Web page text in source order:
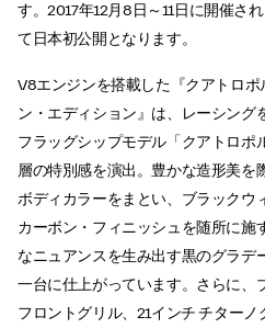
す。2017年12月8日～11日に開催さ
て日本初公開となります。
V8エンジンを搭載した『クアトロポ
ン・エディション』は、レーシング
フラッグシップモデル「クアトロポ
層の特別感を演出。豊かな造形美を
ボディカラーをまとい、ブラックウ
カーボン・フィニッシュを随所に施
なニュアンスを生み出す黒のグラデ
一台に仕上がっています。さらに、
フロントグリル、21インチ チター